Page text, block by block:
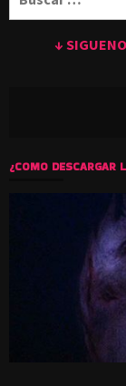
↓
¿COMO DESCARGAR